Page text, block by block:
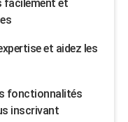
facilement et
et aidez les
fonctionnalités
inscrivant